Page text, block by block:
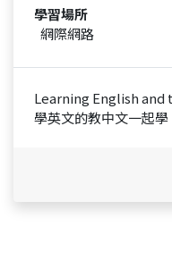
學習場所
網際網路
Learning English and
學英文的教中文一起學